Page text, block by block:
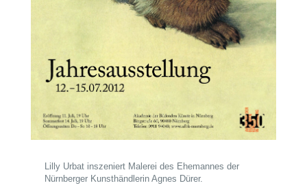
Lilly Urbat inszeniert Malerei des Ehemannes der
Nürnberger Kunsthändlerin Agnes Dürer.